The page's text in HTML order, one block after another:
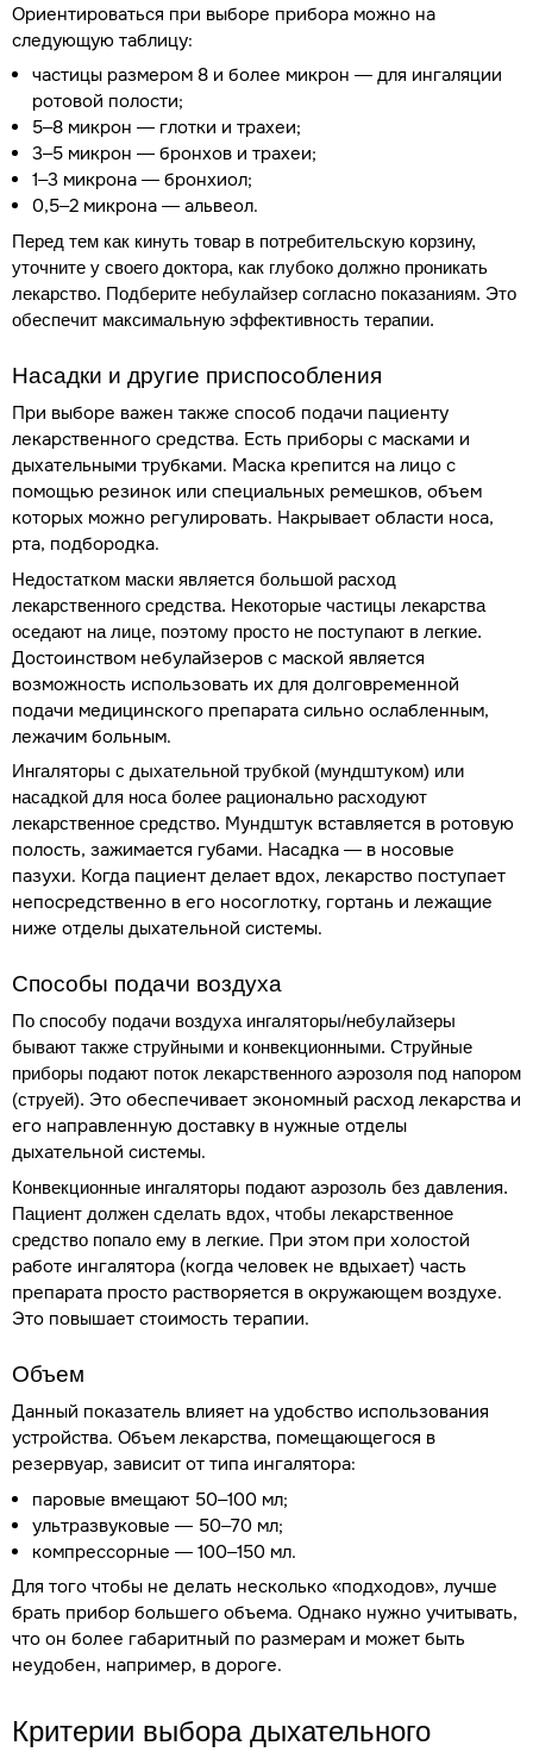
Ориентироваться при выборе прибора можно на
следующую таблицу:
частицы размером 8 и более микрон — для ингаляции
ротовой полости;
5–8 микрон — глотки и трахеи;
3–5 микрон — бронхов и трахеи;
1–3 микрона — бронхиол;
0,5–2 микрона — альвеол.
Перед тем как кинуть товар в потребительскую корзину,
уточните у своего доктора, как глубоко должно проникать
лекарство. Подберите небулайзер согласно показаниям. Это
обеспечит максимальную эффективность терапии.
Насадки и другие приспособления
При выборе важен также способ подачи пациенту
лекарственного средства. Есть приборы с масками и
дыхательными трубками. Маска крепится на лицо с
помощью резинок или специальных ремешков, объем
которых можно регулировать. Накрывает области носа,
рта, подбородка.
Недостатком маски является большой расход
лекарственного средства. Некоторые частицы лекарства
оседают на лице, поэтому просто не поступают в легкие.
Достоинством небулайзеров с маской является
возможность использовать их для долговременной
подачи медицинского препарата сильно ослабленным,
лежачим больным.
Ингаляторы с дыхательной трубкой (мундштуком) или
насадкой для носа более рационально расходуют
лекарственное средство. Мундштук вставляется в ротовую
полость, зажимается губами. Насадка — в носовые
пазухи. Когда пациент делает вдох, лекарство поступает
непосредственно в его носоглотку, гортань и лежащие
ниже отделы дыхательной системы.
Способы подачи воздуха
По способу подачи воздуха ингаляторы/небулайзеры
бывают также струйными и конвекционными. Струйные
приборы подают поток лекарственного аэрозоля под напором
(струей). Это обеспечивает экономный расход лекарства и
его направленную доставку в нужные отделы
дыхательной системы.
Конвекционные ингаляторы подают аэрозоль без давления.
Пациент должен сделать вдох, чтобы лекарственное
средство попало ему в легкие. При этом при холостой
работе ингалятора (когда человек не вдыхает) часть
препарата просто растворяется в окружающем воздухе.
Это повышает стоимость терапии.
Объем
Данный показатель влияет на удобство использования
устройства. Объем лекарства, помещающегося в
резервуар, зависит от типа ингалятора:
паровые вмещают 50–100 мл;
ультразвуковые — 50–70 мл;
компрессорные — 100–150 мл.
Для того чтобы не делать несколько «подходов», лучше
брать прибор большего объема. Однако нужно учитывать,
что он более габаритный по размерам и может быть
неудобен, например, в дороге.
Критерии выбора дыхательного